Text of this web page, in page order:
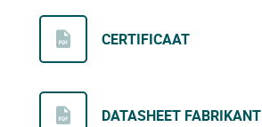
CERTIFICAAT
DATASHEET FABRIKANT